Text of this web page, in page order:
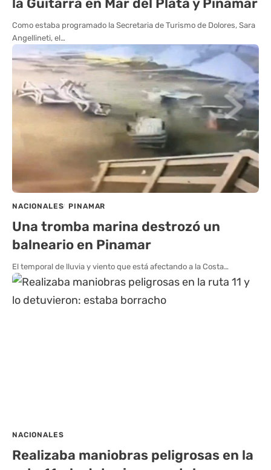
la Guitarra en Mar del Plata y Pinamar
Como estaba programado la Secretaria de Turismo de Dolores, Sara
Angellineti, el…
NACIONALES PINAMAR
Una tromba marina destrozó un
balneario en Pinamar
El temporal de lluvia y viento que está afectando a la Costa…
NACIONALES
Realizaba maniobras peligrosas en la